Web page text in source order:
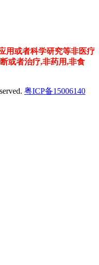
用或者科学研究等非医疗
或者治疗,非药用,非食
粤ICP备15006140